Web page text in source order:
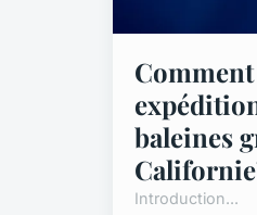
baleines
Introduction...